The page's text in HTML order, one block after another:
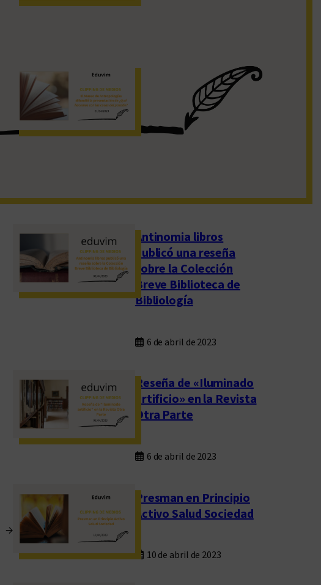
→
Antropologías
presentación de
«¿Qué hacemos con
1 de abril de 2023
Antinomia libros
publicó una reseña
sobre la Colección
Breve Biblioteca de
Bibliología
6 de abril de 2023
Reseña de «Iluminado
artificio» en la Revista
Otra Parte
6 de abril de 2023
Presman en Principio
Activo Salud Sociedad
10 de abril de 2023